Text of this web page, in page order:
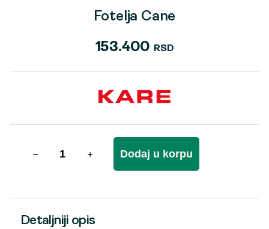
Fotelja Cane
153.400 RSD
Dodaj u korpu
Detaljniji opis